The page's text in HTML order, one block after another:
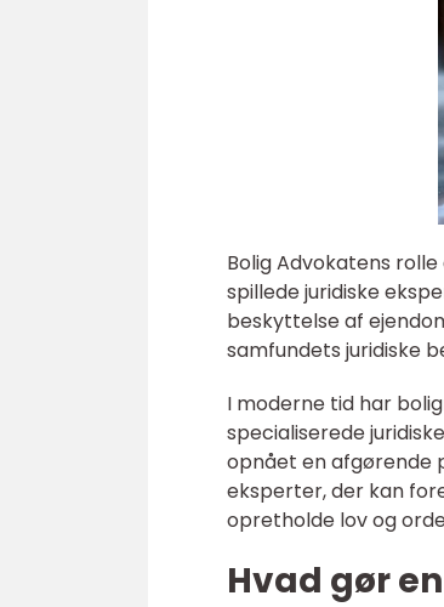
Bolig Advokatens
spillede juridiske
beskyttelse af
samfundets juridiske
I moderne tid har
specialiserede
opnået en afgørende
eksperter, der kan
opretholde lov og
Hvad gør